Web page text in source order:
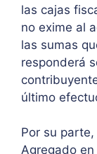
las cajas
no exime al
las sumas
responderá
último
Por su
Agregado